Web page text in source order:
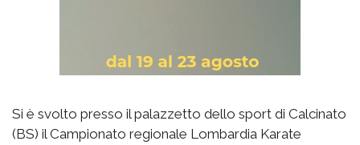
Si è svolto presso il palazzetto dello sport di Calcinato
(BS) il Campionato regionale Lombardia Karate